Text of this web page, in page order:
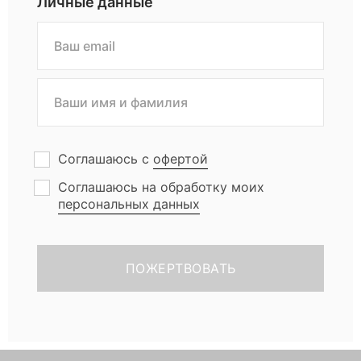
л
т
е
р
Соглашаюсь с офертой
Соглашаюсь на обработку моих
персональных данных